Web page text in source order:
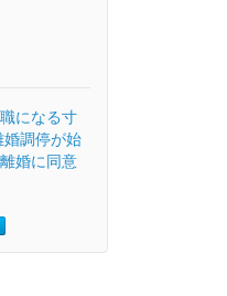
になる寸
調停が始
婚に同意